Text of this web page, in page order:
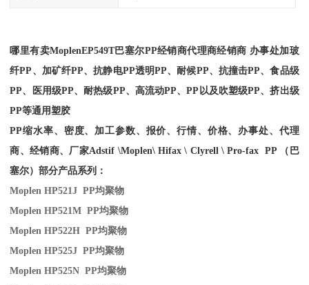
哪里有卖MoplenEP549T巴塞尔PP经销商代理商经销商 办事处加玻
纤PP、加矿纤PP、抗静电PP透明PP、耐候PP、抗撞击PP、食品级
PP、医用级PP、耐热级PP、高流动PP、PP以及吹塑级PP、挤出级
PP等通用塑胶
PP缩水率、密度、加工参数、报价、行情、价格、办事处、代理
商、经销商、厂家Adstif \Moplen\ Hifax \ Clyrell \ Pro-fax PP （巴
塞尔）部分产品系列：
Moplen HP521J PP均聚物
Moplen HP521M PP均聚物
Moplen HP522H PP均聚物
Moplen HP525J PP均聚物
Moplen HP525N PP均聚物